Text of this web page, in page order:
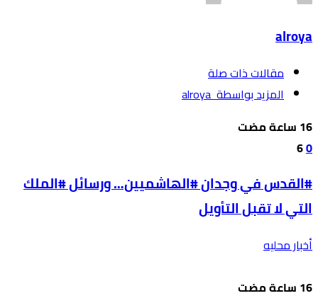
alroya
‫مقالات ذات صلة‬
‫‫المزيد بواسطة‬ ‬ alroya
0
6
#القدس في وجدان #الهاشميين… ورسائل #الملك
التي لا تقبل التأويل
أخبار محليه